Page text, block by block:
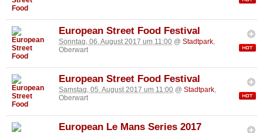
European Street Food Festival
Sonntag, 06. August 2017 um 11:00 @ Stadtpark,
Oberwart
European Street Food Festival
Samstag, 05. August 2017 um 11:00 @ Stadtpark,
Oberwart
European Le Mans Series 2017